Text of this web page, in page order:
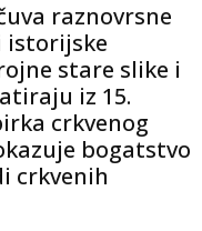
raznovrsne
istorijske
stare slike i
iz 15.
crkvenog
bogatstvo
crkvenih